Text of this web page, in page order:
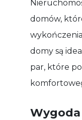
domów,
domy są
par, które